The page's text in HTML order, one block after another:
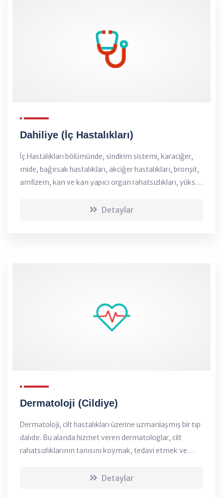
Dahiliye (İç Hastalıkları)
İç Hastalıkları bölümünde, sindirim sistemi, karaciğer,
mide, bağırsak hastalıkları, akciğer hastalıkları, bronşit,
amfizem, kan ve kan yapıcı organ rahatsızlıkları, yüksek
romatizmal rahatsızlıklar,...Detaylar
Dermatoloji (Cildiye)
Dermatoloji, cilt hastalıkları üzerine uzmanlaşmış bir tıp
dalıdır. Bu alanda hizmet veren dermatologlar, cilt
rahatsızlıklarının tanısını koymak, tedavi etmek ve
Detaylar